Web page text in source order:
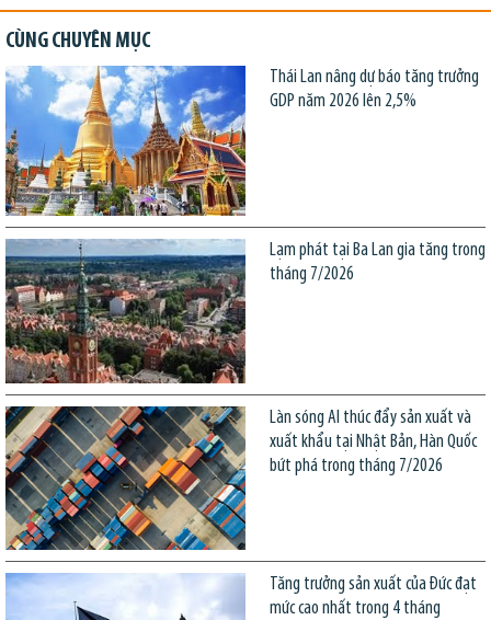
CÙNG CHUYÊN MỤC
Thái Lan nâng dự báo tăng trưởng
GDP năm 2026 lên 2,5%
Lạm phát tại Ba Lan gia tăng trong
tháng 7/2026
Làn sóng AI thúc đẩy sản xuất và
xuất khẩu tại Nhật Bản, Hàn Quốc
bứt phá trong tháng 7/2026
Tăng trưởng sản xuất của Đức đạt
mức cao nhất trong 4 tháng